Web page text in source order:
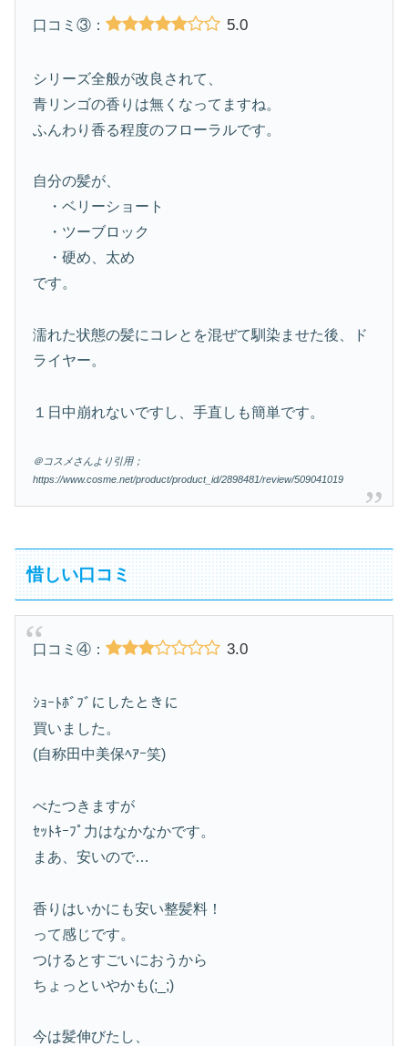
口コミ③： 5.0
シリーズ全般が改良されて、
青リンゴの香りは無くなってますね。
ふんわり香る程度のフローラルです。
自分の髪が、
・ベリーショート
・ツーブロック
・硬め、太め
です。
濡れた状態の髪にコレとを混ぜて馴染ませた後、ド
ライヤー。
１日中崩れないですし、手直しも簡単です。
＠コスメさんより引用；
https://www.cosme.net/product/product_id/2898481/review/509041019
惜しい口コミ
口コミ④： 3.0
ｼｮｰﾄﾎﾞﾌﾞにしたときに
買いました。
(自称田中美保ﾍｱｰ笑)
べたつきますが
ｾｯﾄｷｰﾌﾟ力はなかなかです。
まあ、安いので…
香りはいかにも安い整髪料！
って感じです。
つけるとすごいにおうから
ちょっといやかも(;_;)
今は髪伸びたし、